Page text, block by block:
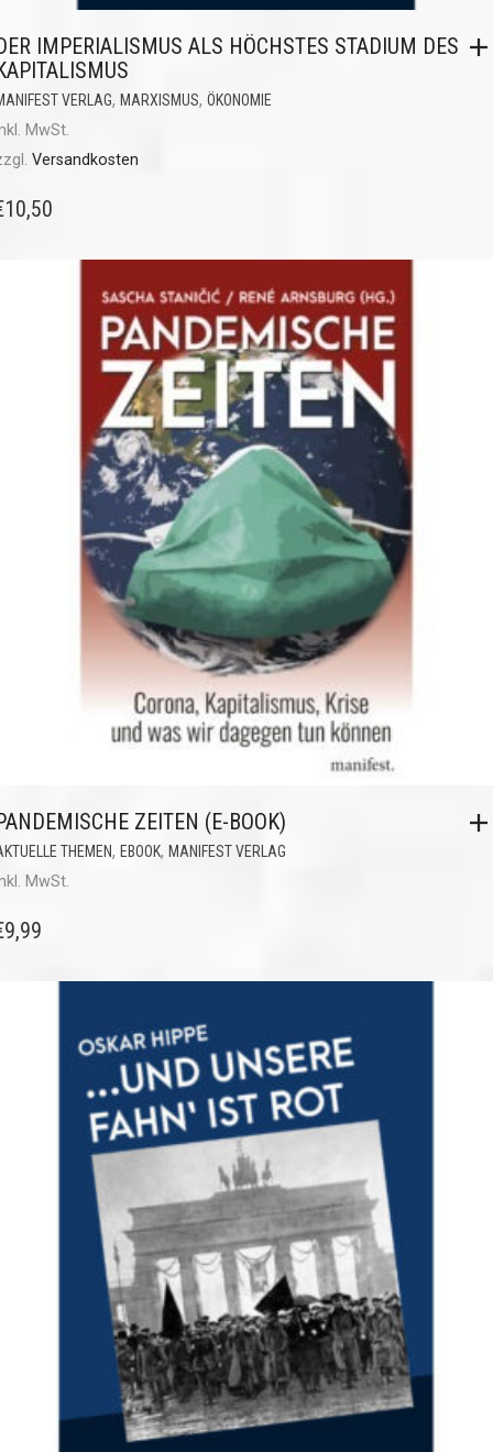
IMPERIALISMUS ALS HÖCHSTES STADIUM DES
VERLAG, MARXISMUS, ÖKONOMIE
MwSt.
Versandkosten
10,50
ZEITEN (E-BOOK)
THEMEN, EBOOK, MANIFEST VERLAG
MwSt.
9,99